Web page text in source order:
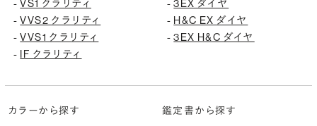
-VS1 クラリティ
-VVS2 クラリティ
-VVS1 クラリティ
- IF クラリティ
-3EX ダイヤ
- H&C EX ダイヤ
-3EX H&C ダイヤ
カラーから探す
鑑定書から探す